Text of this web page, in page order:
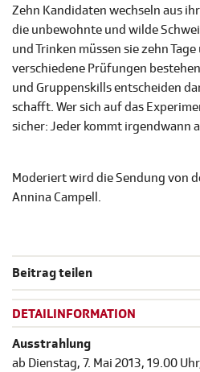
Zehn Kandidaten wechseln aus
die unbewohnte und wilde
und Trinken müssen sie zehn
verschiedene Prüfungen
und Gruppenskills entscheiden
schafft. Wer sich auf das
sicher: Jeder kommt irgendwann
Moderiert wird die Sendung von
Annina Campell.
Beitrag teilen
DETAILINFORMATION
Ausstrahlung
ab Dienstag, 7. Mai 2013, 19.00